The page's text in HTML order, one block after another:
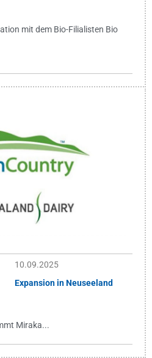
mit dem Bio-Filialisten Bio
10.09.2025
Expansion in Neuseeland
Miraka...